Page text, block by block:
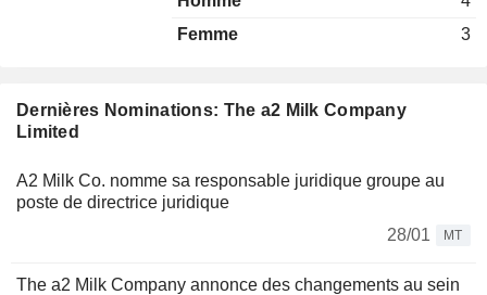
Dernières Nominations: The a2 Milk Company
Limited
A2 Milk Co. nomme sa responsable juridique groupe au
poste de directrice juridique
28/01
MT
The a2 Milk Company annonce des changements au sein
Femme
3